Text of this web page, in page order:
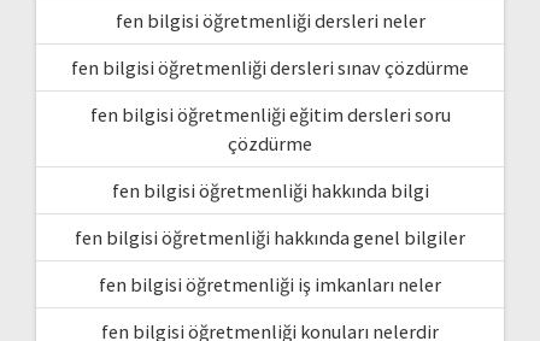
fen bilgisi öğretmenliği dersleri neler
fen bilgisi öğretmenliği dersleri sınav çözdürme
fen bilgisi öğretmenliği eğitim dersleri soru
çözdürme
fen bilgisi öğretmenliği hakkında bilgi
fen bilgisi öğretmenliği hakkında genel bilgiler
fen bilgisi öğretmenliği iş imkanları neler
fen bilgisi öğretmenliği konuları nelerdir